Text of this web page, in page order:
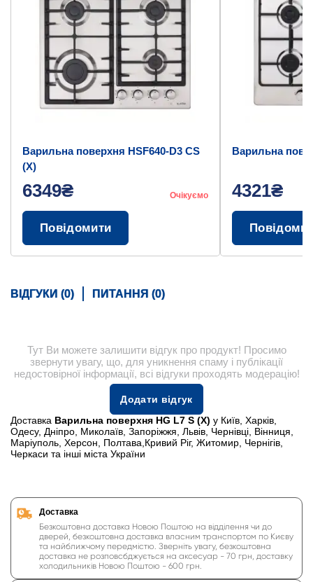
Варильна поверхня HSF640-D3 CS
(X)
6349₴ Очікуємо
Повідомити
Варильна
4321₴
ВІДГУКИ (0) ПИТАННЯ (0)
Тут Ви можете залишити відгук про продукт! Просимо
звернути увагу, що, для уникнення спаму і публікації
недостовірної інформації, всі відгуки проходять модерацію!
Додати відгук
Доставка Варильна поверхня HG L7 S (X) у Київ, Харків,
Одесу, Дніпро, Миколаїв, Запоріжжя, Львів, Чернівці, Вінниця,
Маріуполь, Херсон, Полтава,Кривий Ріг, Житомир, Чернігів,
Черкаси та інші міста України
Доставка
Безкоштовна доставка Новою Поштою на відділення чи до
дверей, безкоштовна доставка власним транспортом по Києву
та найближчому передмістю. Зверніть увагу, безкоштовна
доставка не розповсбджується на аксесуар - 70 грн, доставку
холодильників Новою Поштою - 600 грн.